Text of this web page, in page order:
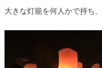
大きな灯籠を何人かで持ち、